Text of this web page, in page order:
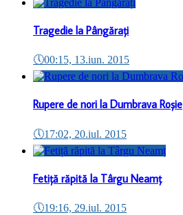
Tragedie la Pângărați
🕔00:15, 13.iun. 2015
Rupere de nori la Dumbrava Roșie
🕔17:02, 20.iul. 2015
Fetiță răpită la Târgu Neamț
🕔19:16, 29.iul. 2015